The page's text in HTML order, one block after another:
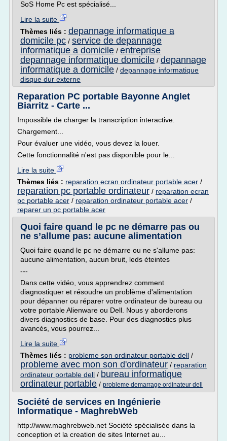
SoS Home Pc est spécialisé...
Lire la suite
Thèmes liés : depannage informatique a
domicile pc / service de depannage
informatique a domicile / entreprise
depannage informatique domicile / depannage
informatique a domicile / depannage informatique
disque dur externe
Reparation PC portable Bayonne Anglet
Biarritz - Carte ...
Impossible de charger la transcription interactive.
Chargement...
Pour évaluer une vidéo, vous devez la louer.
Cette fonctionnalité n'est pas disponible pour le...
Lire la suite
Thèmes liés : reparation ecran ordinateur portable acer /
reparation pc portable ordinateur / reparation ecran
pc portable acer / reparation ordinateur portable acer /
reparer un pc portable acer
Quoi faire quand le pc ne démarre pas ou
ne s’allume pas: aucune alimentation
Quoi faire quand le pc ne démarre ou ne s'allume pas:
aucune alimentation, aucun bruit, leds éteintes
---
Dans cette vidéo, vous apprendrez comment
diagnostiquer et résoudre un problème d'alimentation
pour dépanner ou réparer votre ordinateur de bureau ou
votre portable Alienware ou Dell. Nous y aborderons
divers diagnostics de base. Pour des diagnostics plus
avancés, vous pourrez...
Lire la suite
Thèmes liés : probleme son ordinateur portable dell /
probleme avec mon son d'ordinateur / reparation
ordinateur portable dell / bureau informatique
ordinateur portable / probleme demarrage ordinateur dell
Société de services en Ingénierie
Informatique - MaghrebWeb
http://www.maghrebweb.net Société spécialisée dans la
conception et la creation de sites Internet au...